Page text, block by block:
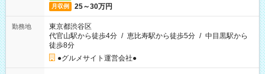
月収例 25～30万円
勤務地
東京都渋谷区
代官山駅から徒歩4分 / 恵比寿駅から徒歩5分 / 中目黒駅から
徒歩8分
●グルメサイト運営会社●